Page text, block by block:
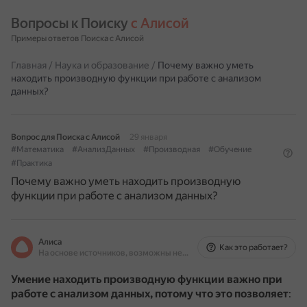
Вопросы к Поиску с Алисой
Примеры ответов Поиска с Алисой
Главная / Наука и образование / Почему важно уметь
находить производную функции при работе с анализом
данных?
Вопрос для Поиска с Алисой
29 января
#Математика
#АнализДанных #Производная
#Обучение
#Практика
Почему важно уметь находить производную
функции при работе с анализом данных?
Алиса
На основе источников, возможны неточности
Как это работает?
Умение находить производную функции важно при
работе с анализом данных, потому что это позволяет: